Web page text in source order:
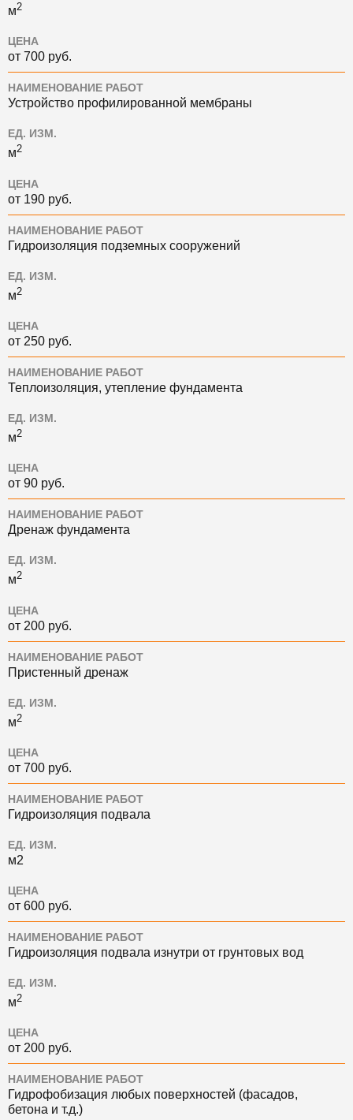
м2
ЦЕНА
от 700 руб.
НАИМЕНОВАНИЕ РАБОТ
Устройство профилированной мембраны
ЕД. ИЗМ.
м2
ЦЕНА
от 190 руб.
НАИМЕНОВАНИЕ РАБОТ
Гидроизоляция подземных сооружений
ЕД. ИЗМ.
м2
ЦЕНА
от 250 руб.
НАИМЕНОВАНИЕ РАБОТ
Теплоизоляция, утепление фундамента
ЕД. ИЗМ.
м2
ЦЕНА
от 90 руб.
НАИМЕНОВАНИЕ РАБОТ
Дренаж фундамента
ЕД. ИЗМ.
м2
ЦЕНА
от 200 руб.
НАИМЕНОВАНИЕ РАБОТ
Пристенный дренаж
ЕД. ИЗМ.
м2
ЦЕНА
от 700 руб.
НАИМЕНОВАНИЕ РАБОТ
Гидроизоляция подвала
ЕД. ИЗМ.
м2
ЦЕНА
от 600 руб.
НАИМЕНОВАНИЕ РАБОТ
Гидроизоляция подвала изнутри от грунтовых вод
ЕД. ИЗМ.
м2
ЦЕНА
от 200 руб.
НАИМЕНОВАНИЕ РАБОТ
Гидрофобизация любых поверхностей (фасадов,
бетона и т.д.)